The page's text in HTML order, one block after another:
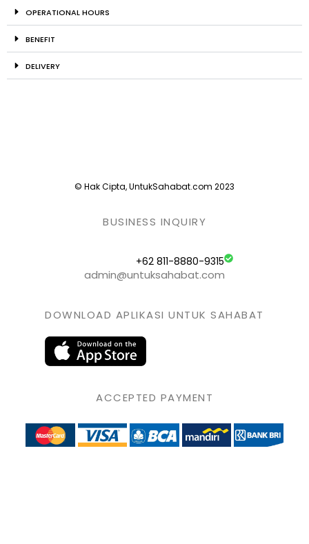
OPERATIONAL HOURS
BENEFIT
DELIVERY
© Hak Cipta, UntukSahabat.com 2023
BUSINESS INQUIRY
+62 811-8880-9315
admin@untuksahabat.com
DOWNLOAD APLIKASI UNTUK SAHABAT
ACCEPTED PAYMENT